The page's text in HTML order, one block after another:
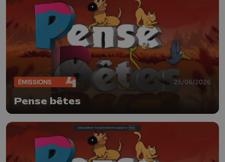
ÉMISSIONS 25/06/2026
Pense bêtes